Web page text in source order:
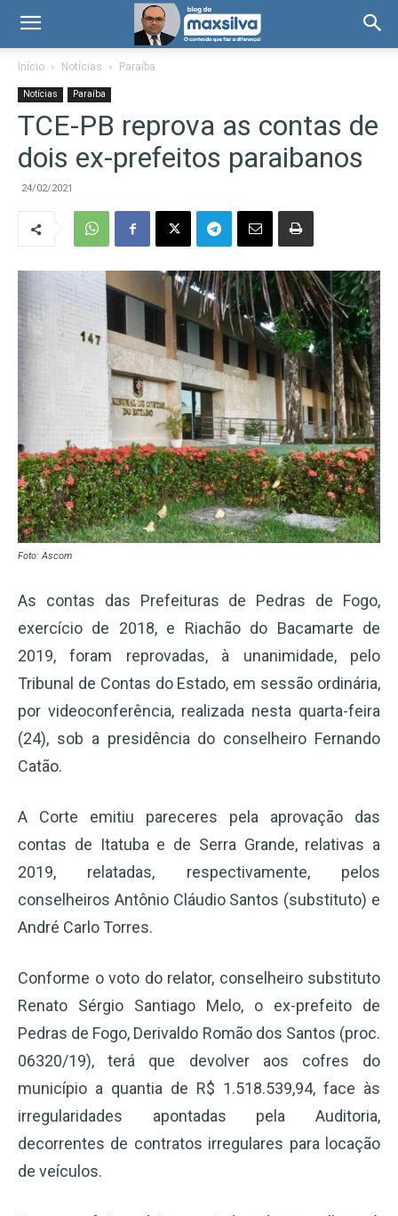
Início Notícias Paraíba
Notícias Paraíba
TCE-PB reprova as contas de
dois ex-prefeitos paraibanos
24/02/2021
Foto: Ascom
As contas das Prefeituras de Pedras de Fogo,
exercício de 2018, e Riachão do Bacamarte de
2019, foram reprovadas, à unanimidade, pelo
Tribunal de Contas do Estado, em sessão ordinária,
por videoconferência, realizada nesta quarta-feira
(24), sob a presidência do conselheiro Fernando
Catão.
A Corte emitiu pareceres pela aprovação das
contas de Itatuba e de Serra Grande, relativas a
2019, relatadas, respectivamente, pelos
conselheiros Antônio Cláudio Santos (substituto) e
André Carlo Torres.
Conforme o voto do relator, conselheiro substituto
Renato Sérgio Santiago Melo, o ex-prefeito de
Pedras de Fogo, Derivaldo Romão dos Santos (proc.
06320/19), terá que devolver aos cofres do
município a quantia de R$ 1.518.539,94, face às
irregularidades apontadas pela Auditoria,
decorrentes de contratos irregulares para locação
de veículos.